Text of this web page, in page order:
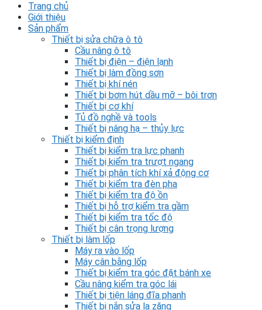
Trang chủ
Giới thiệu
Sản phẩm
Thiết bị sửa chữa ô tô
Cầu nâng ô tô
Thiết bị điện – điện lạnh
Thiết bị làm đồng sơn
Thiết bị khí nén
Thiết bị bơm hút dầu mỡ – bôi trơn
Thiết bị cơ khí
Tủ đồ nghề và tools
Thiết bị nâng hạ – thủy lực
Thiết bị kiểm định
Thiết bị kiểm tra lực phanh
Thiết bị kiểm tra trượt ngang
Thiết bị phân tích khí xả động cơ
Thiết bị kiểm tra đèn pha
Thiết bị kiểm tra độ ồn
Thiết bị hỗ trợ kiểm tra gầm
Thiết bị kiểm tra tốc độ
Thiết bị cân trọng lượng
Thiết bị làm lốp
Máy ra vào lốp
Máy cân bằng lốp
Thiết bị kiểm tra góc đặt bánh xe
Cầu nâng kiểm tra góc lái
Thiết bị tiện láng đĩa phanh
Thiết bị nắn sửa la zăng